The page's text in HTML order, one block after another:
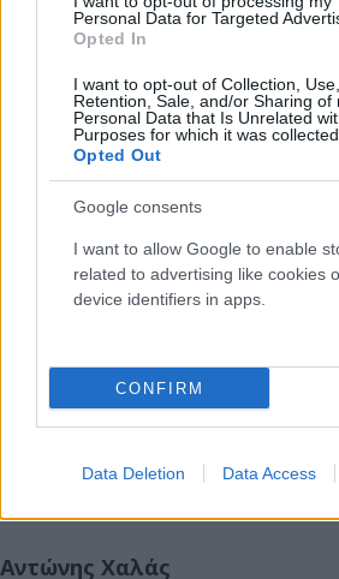
Personal Data for Targeted
Opted In
I want to opt-out of Collection, Use,
Retention, Sale, and/or Sharing of
Personal Data that Is Unrelated
Purposes for which it was collected.
Opted Out
Google consents
I want to allow Google to enable
related to advertising like cookies
device identifiers in apps.
CONFIRM
Data Deletion Data Access
golds in two days!
— The Olympic Games
Τα προνόμια του δεν
έχει τη δυνατότητα να
κινητού θέλει με μηδενικό
πολλές εταιρίες στη χώρα του
χορηγίες για το επίτευγμά του.
Όλη αυτή η «υστερία» που
του Γιούλο μπορεί σε ένα βαθμό
Μιλάμε για μια στιγμή που οι
εδώ και 100 χρόνια από την
Αντώνης Χαλάς